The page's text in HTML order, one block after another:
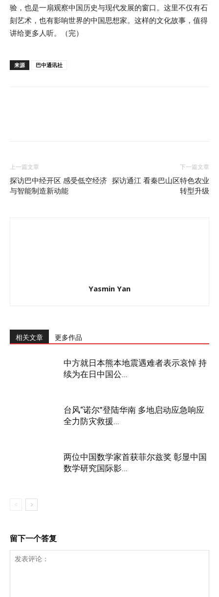
验，也是一扇观察中国历史与现代发展的窗口。这里不仅有石
刻艺术，也有影响世界的中国思想家。这样的文化故事，值得
讲给更多人听。（完）
来源 巴中通讯社
上一篇文章
探访巴中经开区 感受低空经济
与智能制造新动能
下一篇文章
探访通江 看秦巴山区特色农业
转型升级
Yasmin Yan
相关文章 更多作品
中方就日本熊本地震遇难者表示哀悼 持
续为在日中国公...
台风“诺尔”登陆华南 多地启动应急响应
全力防灾救援...
两位中国数学家首获菲尔兹奖 彰显中国
数学研究国际影...
留下一个答复